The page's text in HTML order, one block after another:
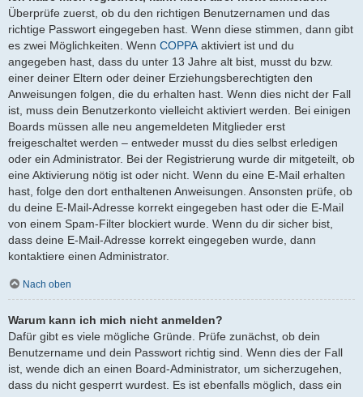
Überprüfe zuerst, ob du den richtigen Benutzernamen und das
richtige Passwort eingegeben hast. Wenn diese stimmen, dann gibt
es zwei Möglichkeiten. Wenn COPPA aktiviert ist und du
angegeben hast, dass du unter 13 Jahre alt bist, musst du bzw.
einer deiner Eltern oder deiner Erziehungsberechtigten den
Anweisungen folgen, die du erhalten hast. Wenn dies nicht der Fall
ist, muss dein Benutzerkonto vielleicht aktiviert werden. Bei einigen
Boards müssen alle neu angemeldeten Mitglieder erst
freigeschaltet werden – entweder musst du dies selbst erledigen
oder ein Administrator. Bei der Registrierung wurde dir mitgeteilt, ob
eine Aktivierung nötig ist oder nicht. Wenn du eine E-Mail erhalten
hast, folge den dort enthaltenen Anweisungen. Ansonsten prüfe, ob
du deine E-Mail-Adresse korrekt eingegeben hast oder die E-Mail
von einem Spam-Filter blockiert wurde. Wenn du dir sicher bist,
dass deine E-Mail-Adresse korrekt eingegeben wurde, dann
kontaktiere einen Administrator.
Nach oben
Warum kann ich mich nicht anmelden?
Dafür gibt es viele mögliche Gründe. Prüfe zunächst, ob dein
Benutzername und dein Passwort richtig sind. Wenn dies der Fall
ist, wende dich an einen Board-Administrator, um sicherzugehen,
dass du nicht gesperrt wurdest. Es ist ebenfalls möglich, dass ein